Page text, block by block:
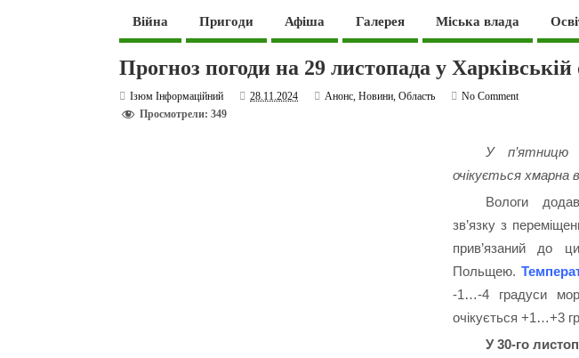
Війна Пригоди Афіша Галерея Міська влада
Прогноз погоди на 29 листопада у Харківській
Ізюм Інформаційний 28.11.2024 Анонс,Новини,Область
No Comment
Просмотрели: 349
У п’ятницю
очікується хмарна
Вологи
зв’язку з
прив’язаний до
Польщею.
-1…-4 градуси
очікується +1…+3
У 30-го